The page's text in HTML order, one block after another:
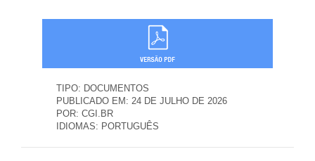
TIPO: DOCUMENTOS
PUBLICADO EM: 24 DE JULHO DE 2026
POR: CGI.BR
IDIOMAS: PORTUGUÊS